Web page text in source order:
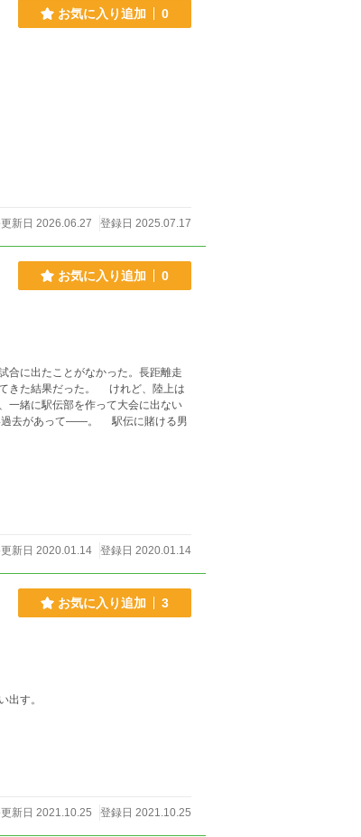
お気に入り追加 0
新日 2026.06.27 登録日 2025.07.17
お気に入り追加 0
に出たことがなかった。長距離走
きた結果だった。 けれど、陸上は
一緒に駅伝部を作って大会に出ない
新日 2020.01.14 登録日 2020.01.14
お気に入り追加 3
出す。
新日 2021.10.25 登録日 2021.10.25